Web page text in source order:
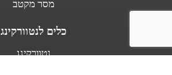
מסר מקטב
כלים לנטוורקינג
נטוורקינג